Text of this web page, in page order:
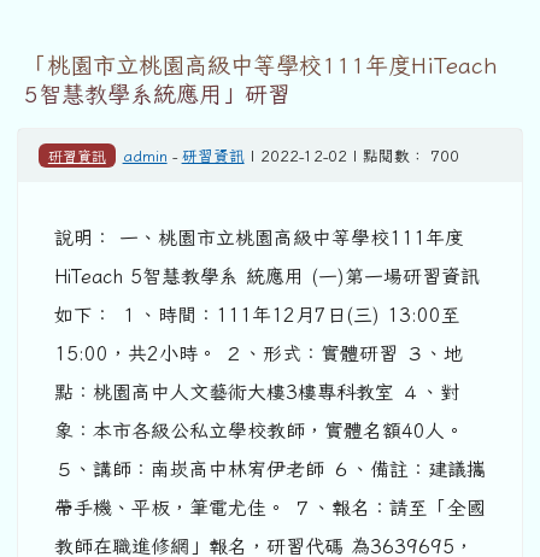
「桃園市立桃園高級中等學校111年度HiTeach
5智慧教學系統應用」研習
研習資訊 admin - 研習資訊| 2022-12-02 | 點閱數： 700
說明： 一、桃園市立桃園高級中等學校111年度
HiTeach 5智慧教學系 統應用 (一)第一場研習資訊
如下： １、時間：111年12月7日(三) 13:00至
15:00，共2小時。 ２、形式：實體研習 ３、地
點：桃園高中人文藝術大樓3樓專科教室 ４、對
象：本市各級公私立學校教師，實體名額40人。
５、講師：南崁高中林宥伊老師 ６、備註：建議攜
帶手機、平板，筆電尤佳。 ７、報名：請至「全國
教師在職進修網」報名，研習代碼 為3639695，